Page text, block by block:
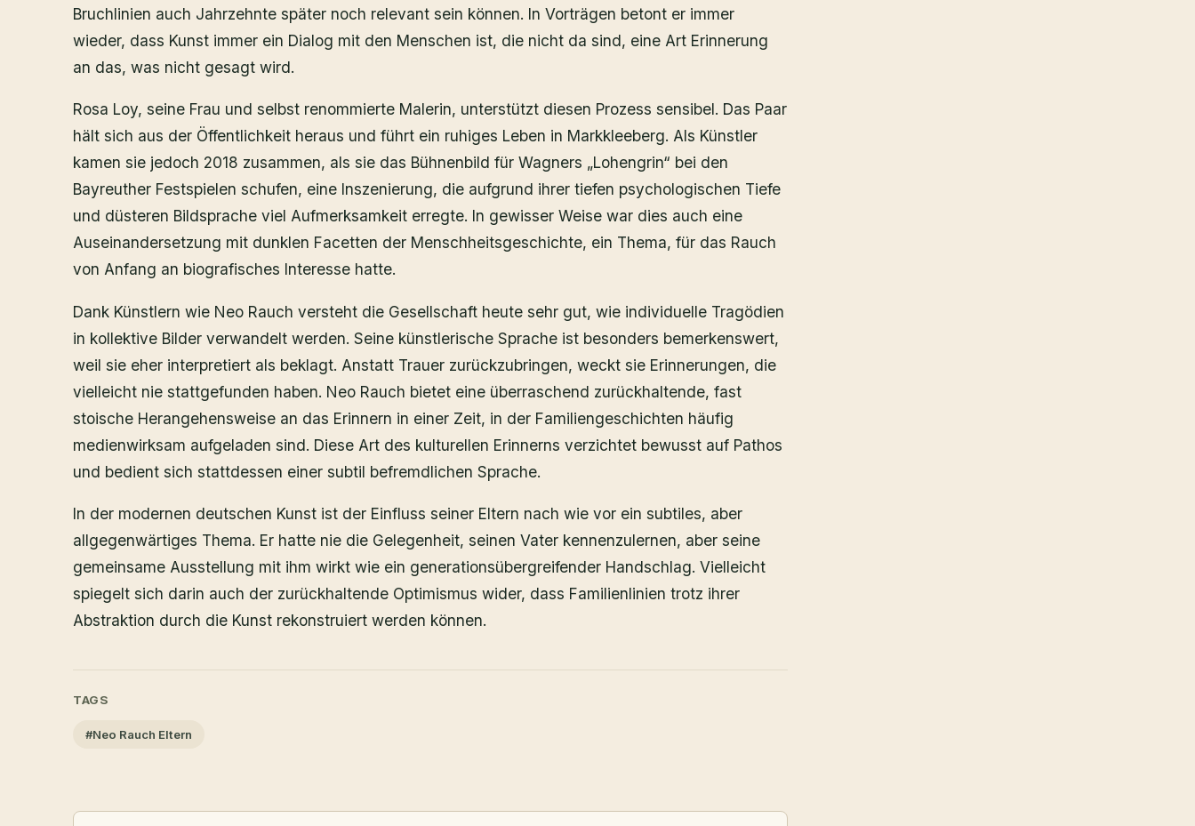
Bruchlinien auch Jahrzehnte später noch relevant sein können. In Vorträgen betont er immer
wieder, dass Kunst immer ein Dialog mit den Menschen ist, die nicht da sind, eine Art Erinnerung
an das, was nicht gesagt wird.
Rosa Loy, seine Frau und selbst renommierte Malerin, unterstützt diesen Prozess sensibel. Das Paar
hält sich aus der Öffentlichkeit heraus und führt ein ruhiges Leben in Markkleeberg. Als Künstler
kamen sie jedoch 2018 zusammen, als sie das Bühnenbild für Wagners „Lohengrin“ bei den
Bayreuther Festspielen schufen, eine Inszenierung, die aufgrund ihrer tiefen psychologischen Tiefe
und düsteren Bildsprache viel Aufmerksamkeit erregte. In gewisser Weise war dies auch eine
Auseinandersetzung mit dunklen Facetten der Menschheitsgeschichte, ein Thema, für das Rauch
von Anfang an biografisches Interesse hatte.
Dank Künstlern wie Neo Rauch versteht die Gesellschaft heute sehr gut, wie individuelle Tragödien
in kollektive Bilder verwandelt werden. Seine künstlerische Sprache ist besonders bemerkenswert,
weil sie eher interpretiert als beklagt. Anstatt Trauer zurückzubringen, weckt sie Erinnerungen, die
vielleicht nie stattgefunden haben. Neo Rauch bietet eine überraschend zurückhaltende, fast
stoische Herangehensweise an das Erinnern in einer Zeit, in der Familiengeschichten häufig
medienwirksam aufgeladen sind. Diese Art des kulturellen Erinnerns verzichtet bewusst auf Pathos
und bedient sich stattdessen einer subtil befremdlichen Sprache.
In der modernen deutschen Kunst ist der Einfluss seiner Eltern nach wie vor ein subtiles, aber
allgegenwärtiges Thema. Er hatte nie die Gelegenheit, seinen Vater kennenzulernen, aber seine
gemeinsame Ausstellung mit ihm wirkt wie ein generationsübergreifender Handschlag. Vielleicht
spiegelt sich darin auch der zurückhaltende Optimismus wider, dass Familienlinien trotz ihrer
Abstraktion durch die Kunst rekonstruiert werden können.
TAGS
#Neo Rauch Eltern